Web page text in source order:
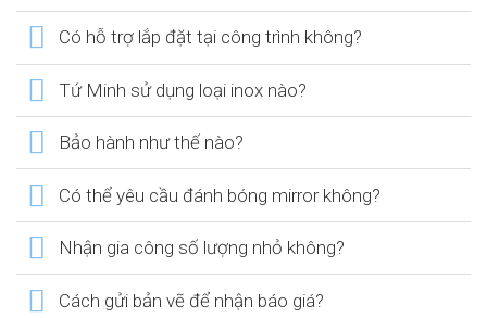
Có hỗ trợ lắp đặt tại công trình không?
Tứ Minh sử dụng loại inox nào?
Bảo hành như thế nào?
Có thể yêu cầu đánh bóng mirror không?
Nhận gia công số lượng nhỏ không?
Cách gửi bản vẽ để nhận báo giá?